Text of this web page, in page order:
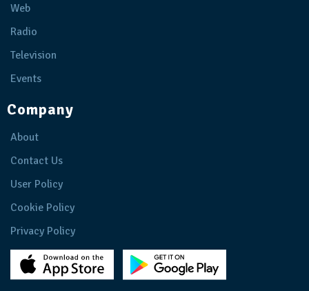
Web
Radio
Television
Events
Company
About
Contact Us
User Policy
Cookie Policy
Privacy Policy